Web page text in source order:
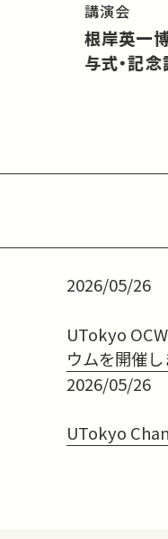
講演会
根岸英一
与式・記
2026/05/26
UTokyo
ウムを開催
2026/05/26
UTokyo